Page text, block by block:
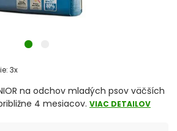
3x
na odchov mladých psov väčších
4 mesiacov. VIAC DETAILOV